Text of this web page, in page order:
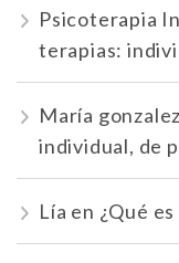
Psicoterapia
terapias:
María gonzalez
individual, de
Lía en ¿Qué